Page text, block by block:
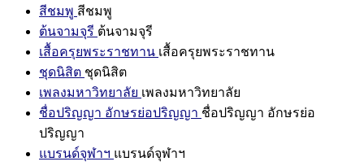
สีชมพู สีชมพู
ต้นจามจุรี ต้นจามจุรี
เสื้อครุยพระราชทาน เสื้อครุยพระราชทาน
ชุดนิสิต ชุดนิสิต
เพลงมหาวิทยาลัย เพลงมหาวิทยาลัย
ชื่อปริญญา อักษรย่อปริญญา ชื่อปริญญา อักษรย่อ
ปริญญา
แบรนด์จุฬาฯ แบรนด์จุฬาฯ